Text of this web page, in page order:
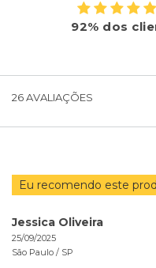
92% dos
26AVALIAÇÕES
Eu recomendo este
Jessica Oliveira
25/09/2025
São Paulo / SP